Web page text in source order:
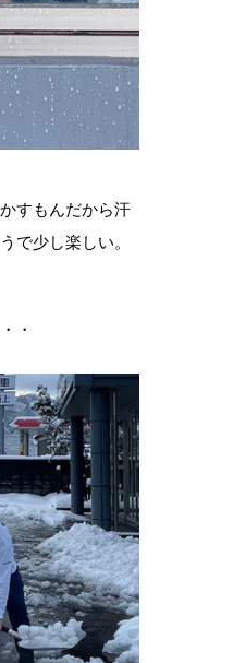
すもんだから汗
で少し楽しい。
・